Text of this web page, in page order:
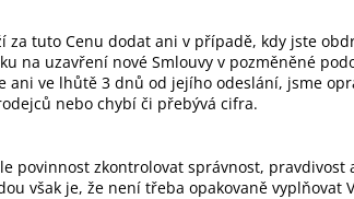
za tuto Cenu dodat ani v případě, kdy jste
na uzavření nové Smlouvy v pozměněné
ve lhůtě 3 dnů od jejího odeslání, jsme
nebo chybí či přebývá cifra.
povinnost zkontrolovat správnost, pravdivost
však je, že není třeba opakovaně vyplňovat